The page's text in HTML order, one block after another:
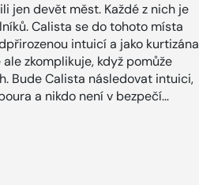
jen devět měst. Každé z nich je
Calista se do tohoto místa
intuicí a jako kurtizána
zkomplikuje, když pomůže
Bude Calista následovat intuici,
a nikdo není v bezpečí…